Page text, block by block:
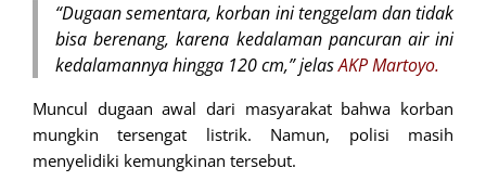
“Dugaan sementara, korban ini tenggelam dan tidak
bisa berenang, karena kedalaman pancuran air ini
kedalamannya hingga 120 cm,” jelasAKP Martoyo.
Muncul dugaan awal dari masyarakat bahwa korban
mungkin tersengat listrik. Namun, polisi masih
menyelidiki kemungkinan tersebut.